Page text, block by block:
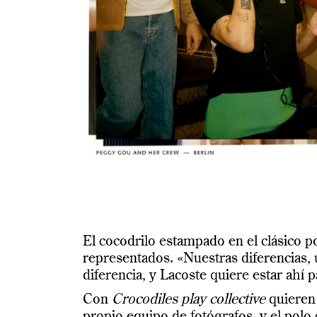
El cocodrilo estampado en el clásico
representados. «Nuestras diferencias,
diferencia, y Lacoste quiere estar ahí
Con Crocodiles play collectivequieren